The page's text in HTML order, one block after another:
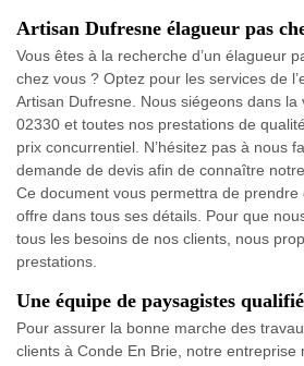
Artisan Dufresne élagueur pas
Vous êtes à la recherche d’un élagueur
chez vous ? Optez pour les services de
Artisan Dufresne. Nous siégeons dans la
02330 et toutes nos prestations de
prix concurrentiel. N’hésitez pas à nous
demande de devis afin de connaître
Ce document vous permettra de prendre
offre dans tous ses détails. Pour que
tous les besoins de nos clients, nous
prestations.
Une équipe de paysagistes
Pour assurer la bonne marche des
clients à Conde En Brie, notre entreprise